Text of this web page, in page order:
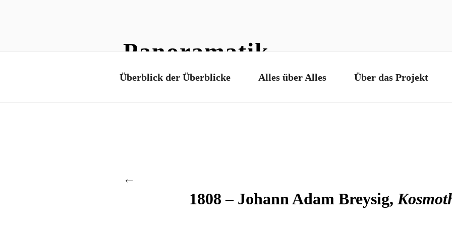
Panoramatik
Überblick der Überblicke Alles über Alles Über das Projekt
←
1808 – Johann Adam Breysig,